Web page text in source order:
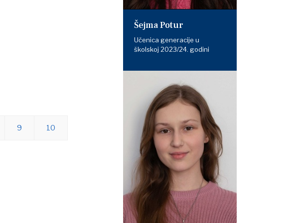
9 10
Šejma Potur
Učenica generacije u
školskoj 2023/24. godini